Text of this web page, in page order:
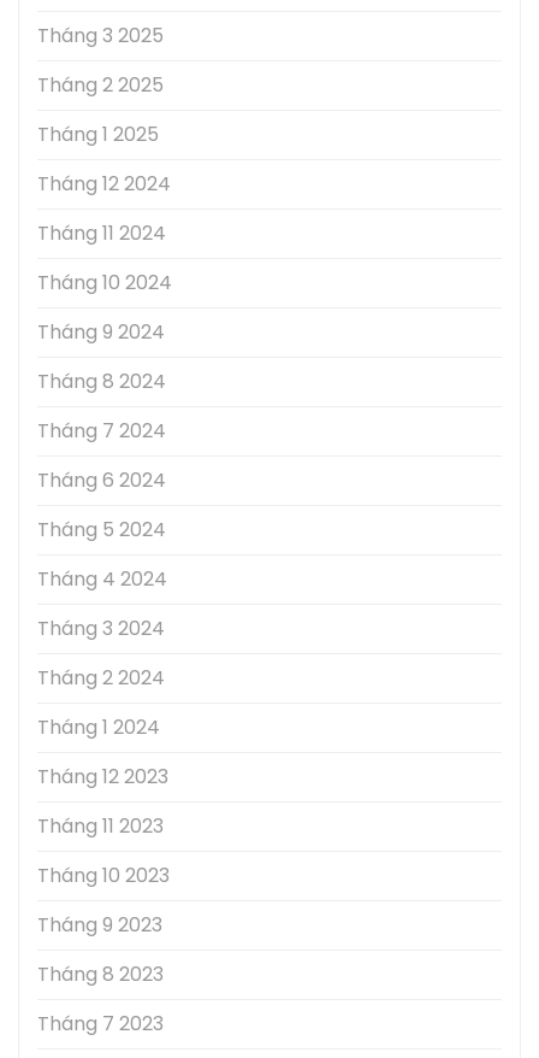
Tháng 3 2025
Tháng 2 2025
Tháng 1 2025
Tháng 12 2024
Tháng 11 2024
Tháng 10 2024
Tháng 9 2024
Tháng 8 2024
Tháng 7 2024
Tháng 6 2024
Tháng 5 2024
Tháng 4 2024
Tháng 3 2024
Tháng 2 2024
Tháng 1 2024
Tháng 12 2023
Tháng 11 2023
Tháng 10 2023
Tháng 9 2023
Tháng 8 2023
Tháng 7 2023